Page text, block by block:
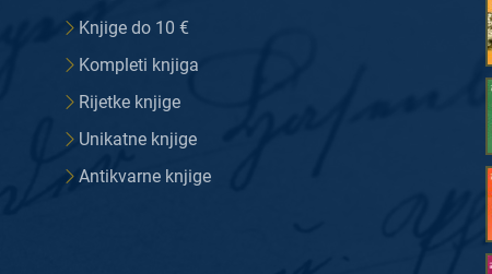
Knjige do 10 €
Kompleti knjiga
Rijetke knjige
Unikatne knjige
Antikvarne knjige